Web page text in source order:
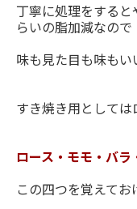
丁寧に処理をする
らいの脂加減なので
味も見た目も味もい
すき焼き用として
ロース・モモ・バラ
この四つを覚えて